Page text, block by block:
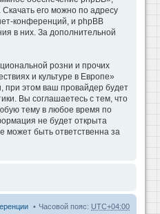
его можно по адресу
конференций, и phpBB
в них. За дополнительной
розни и прочих
и культуре в Европе»
при этом ваш провайдер будет
Вы соглашаетесь с тем, что
тему в любое время по
не будет открыта
может быть ответственна за
Часовой пояс: UTC+04:00